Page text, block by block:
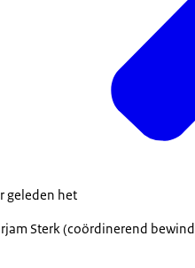
geleden het
Sterk (coördinerend